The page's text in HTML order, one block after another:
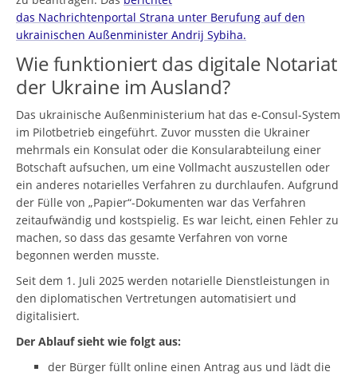
das Nachrichtenportal Strana unter Berufung auf den
ukrainischen Außenminister Andrij Sybiha.
Wie funktioniert das digitale Notariat
der Ukraine im Ausland?
Das ukrainische Außenministerium hat das e-Consul-System
im Pilotbetrieb eingeführt. Zuvor mussten die Ukrainer
mehrmals ein Konsulat oder die Konsularabteilung einer
Botschaft aufsuchen, um eine Vollmacht auszustellen oder
ein anderes notarielles Verfahren zu durchlaufen. Aufgrund
der Fülle von „Papier“-Dokumenten war das Verfahren
zeitaufwändig und kostspielig. Es war leicht, einen Fehler zu
machen, so dass das gesamte Verfahren von vorne
begonnen werden musste.
Seit dem 1. Juli 2025 werden notarielle Dienstleistungen in
den diplomatischen Vertretungen automatisiert und
digitalisiert.
Der Ablauf sieht wie folgt aus:
der Bürger füllt online einen Antrag aus und lädt die